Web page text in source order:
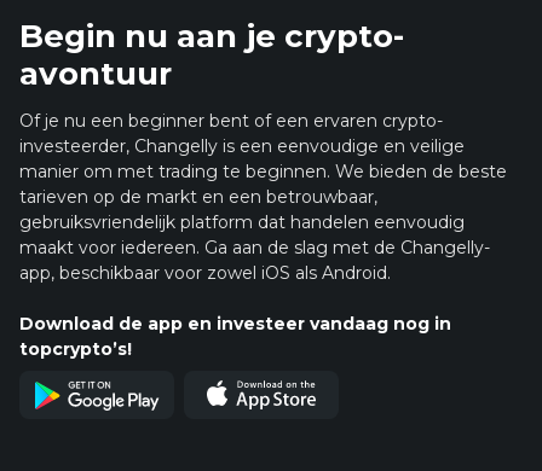
Begin nu aan je crypto-
avontuur
Of je nu een beginner bent of een ervaren crypto-
investeerder, Changelly is een eenvoudige en veilige
manier om met trading te beginnen. We bieden de beste
tarieven op de markt en een betrouwbaar,
gebruiksvriendelijk platform dat handelen eenvoudig
maakt voor iedereen. Ga aan de slag met de Changelly-
app, beschikbaar voor zowel iOS als Android.
Download de app en investeer vandaag nog in
topcrypto’s!